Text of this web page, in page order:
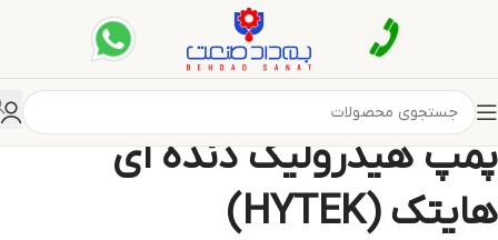
پمپ هیدرولیک دنده ای
هایتک (HYTEK)